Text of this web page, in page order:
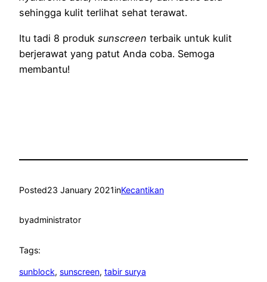
sehingga kulit terlihat sehat terawat.
Itu tadi 8 produk sunscreen terbaik untuk kulit
berjerawat yang patut Anda coba. Semoga
membantu!
Posted23 January 2021inKecantikan
byadministrator
Tags:
sunblock, sunscreen, tabir surya